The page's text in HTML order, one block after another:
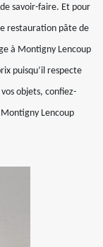
savoir-faire. Et pour
restauration pâte de
à Montigny Lencoup
puisqu’il respecte
objets, confiez-
Lencoup